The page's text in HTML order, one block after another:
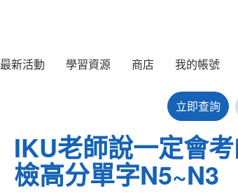
最新活動 學習資源 商店 我的帳號
立即查詢
IKU老師說一定會
檢高分單字N5~N3